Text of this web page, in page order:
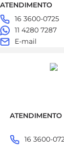
ATENDIMENTO
16 3600-0725
11 4280 7287
E-mail
ATENDIMENTO
16 3600-